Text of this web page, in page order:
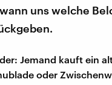
uns welche
Jemand kauft ein
oder